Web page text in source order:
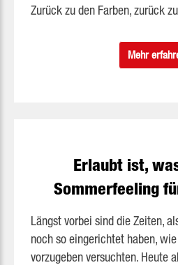
Zurück zu den Farben, zurück
Mehr
Erlaubt ist,
Sommerfeeling
Längst vorbei sind die Zeiten,
noch so eingerichtet haben,
vorzugeben versuchten. Heute